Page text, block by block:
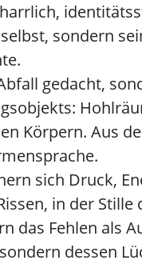
sondern
gedacht,
Körpern. Aus
sich Druck,
in der Stille
das Fehlen als
dessen